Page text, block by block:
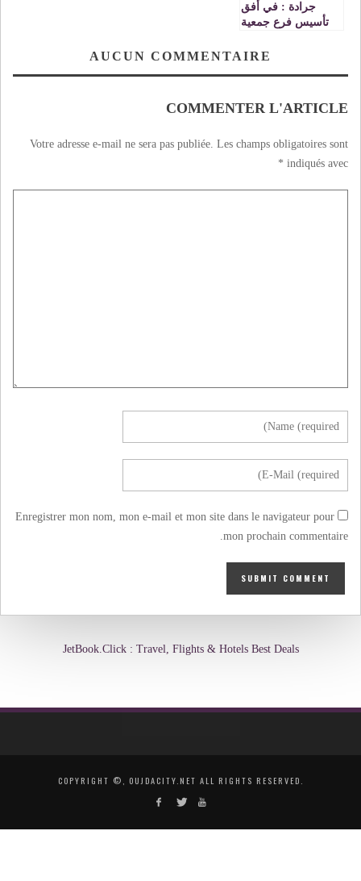
جرادة : في أفق
تأسيس فرع جمعية
AUCUN COMMENTAIRE
COMMENTER L'ARTICLE
Votre adresse e-mail ne sera pas publiée. Les champs obligatoires sont
indiqués avec
*
Enregistrer mon nom, mon e-mail et mon site dans le navigateur pour
mon prochain commentaire.
JetBook.Click : Travel, Flights & Hotels Best Deals
COPYRIGHT ©, OUJDACITY.NET ALL RIGHTS RESERVED.